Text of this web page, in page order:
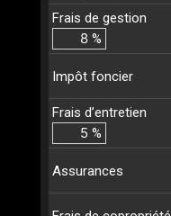
Frais de gestion
%
Impôt foncier
Frais d’entretien
%
Assurances